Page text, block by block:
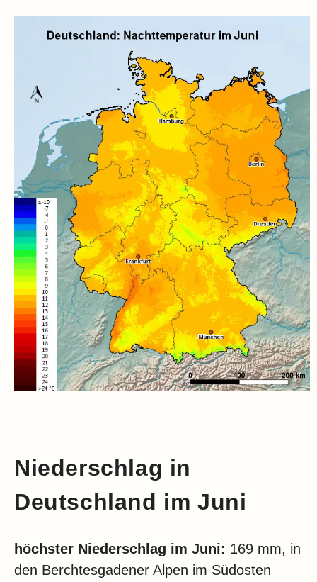
Niederschlag in
Deutschland im Juni
höchster Niederschlag im Juni: 169 mm, in
den Berchtesgadener Alpen im Südosten